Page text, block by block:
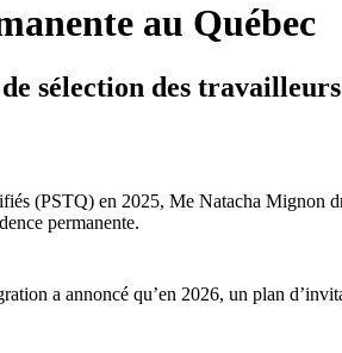
au Québec
sélection des
(PSTQ) en 2025, Me Natacha Mignon
permanente.
a annoncé qu’en 2026, un plan